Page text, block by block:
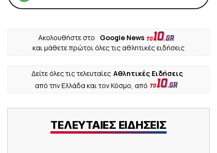
Ακολουθήστε στο
Google News
και μάθετε πρώτοι όλες τις αθλητικές ειδήσεις
Δείτε όλες τις τελευταίες Αθλητικές Ειδήσεις
από την Ελλάδα και τον Κόσμο, από
ΤΕΛΕΥΤΑΙΕΣ ΕΙΔΗΣΕΙΣ